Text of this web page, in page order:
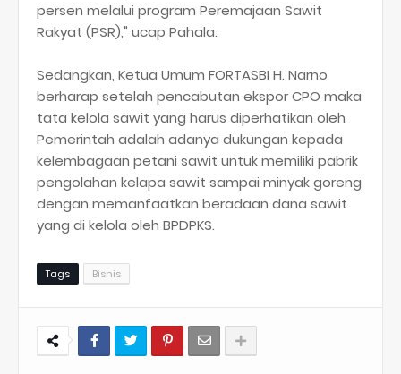
persen melalui program Peremajaan Sawit
Rakyat (PSR)," ucap Pahala.
Sedangkan, Ketua Umum FORTASBI H. Narno
berharap setelah pencabutan ekspor CPO maka
tata kelola sawit yang harus diperhatikan oleh
Pemerintah adalah adanya dukungan kepada
kelembagaan petani sawit untuk memiliki pabrik
pengolahan kelapa sawit sampai minyak goreng
dengan memanfaatkan beradaan dana sawit
yang di kelola oleh BPDPKS.
Tags Bisnis